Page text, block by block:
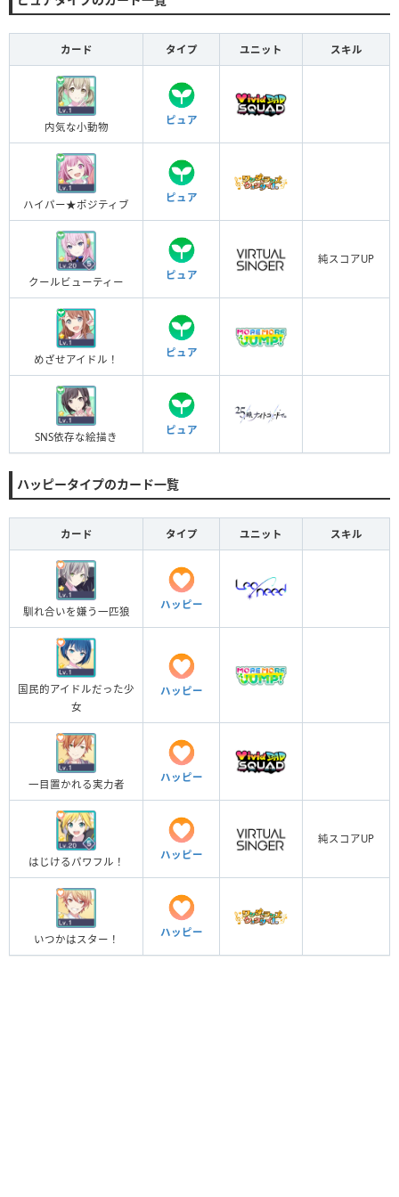
カード タイプ ユニット スキル
内気な小動物
ピュア
ハイパー★ポジティブ
ピュア
クールビューティー
ピュア
純スコアUP
めざせアイドル！
ピュア
SNS依存な絵描き
ピュア
ハッピータイプのカード一覧
カード タイプ ユニット スキル
馴れ合いを嫌う一匹狼
ハッピー
国民的アイドルだった少
女
ハッピー
一目置かれる実力者
ハッピー
はじけるパワフル！
ハッピー
純スコアUP
いつかはスター！
ハッピー